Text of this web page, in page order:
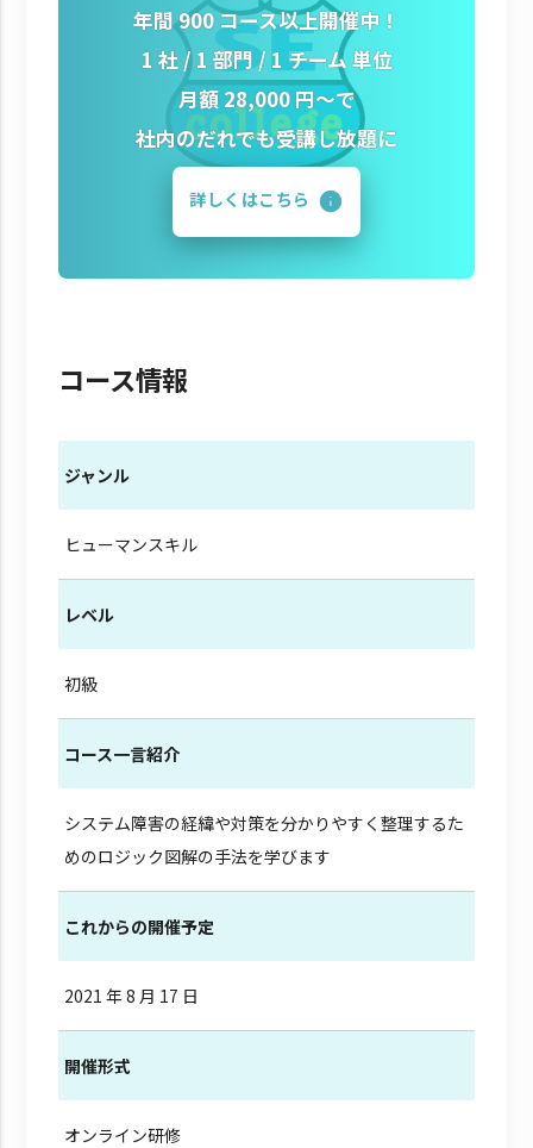
年間 900 コース以上開催中！
1 社 / 1 部門 / 1 チーム 単位
月額 28,000 円～で
社内のだれでも受講し放題に
詳しくはこちら
コース情報
ジャンル
ヒューマンスキル
レベル
初級
コース一言紹介
システム障害の経緯や対策を分かりやすく整理するた
めのロジック図解の手法を学びます
これからの開催予定
2021 年 8 月 17 日
開催形式
オンライン研修